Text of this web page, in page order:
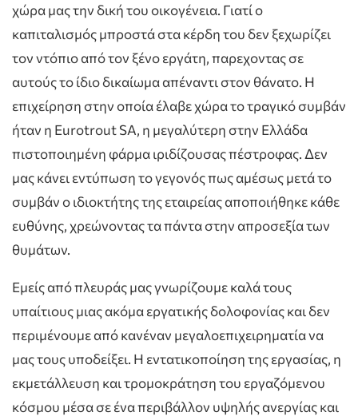
χώρα μας την δική του οικογένεια. Γιατί ο
καπιταλισμός μπροστά στα κέρδη του δεν ξεχωρίζει
τον ντόπιο από τον ξένο εργάτη, παρεχοντας σε
αυτούς το ίδιο δικαίωμα απέναντι στον θάνατο. Η
επιχείρηση στην οποία έλαβε χώρα το τραγικό συμβάν
ήταν η Eurotrout SA, η μεγαλύτερη στην Ελλάδα
πιστοποιημένη φάρμα ιριδίζουσας πέστροφας. Δεν
μας κάνει εντύπωση το γεγονός πως αμέσως μετά το
συμβάν ο ιδιοκτήτης της εταιρείας αποποιήθηκε κάθε
ευθύνης, χρεώνοντας τα πάντα στην απροσεξία των
θυμάτων.
Εμείς από πλευράς μας γνωρίζουμε καλά τους
υπαίτιους μιας ακόμα εργατικής δολοφονίας και δεν
περιμένουμε από κανέναν μεγαλοεπιχειρηματία να
μας τους υποδείξει. Η εντατικοποίηση της εργασίας, η
εκμετάλλευση και τρομοκράτηση του εργαζόμενου
κόσμου μέσα σε ένα περιβάλλον υψηλής ανεργίας και